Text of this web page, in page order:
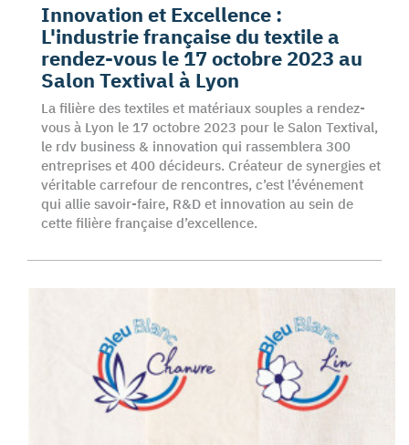
Innovation et Excellence :
L'industrie française du textile a
rendez-vous le 17 octobre 2023 au
Salon Textival à Lyon
La filière des textiles et matériaux souples a rendez-
vous à Lyon le 17 octobre 2023 pour le Salon Textival,
le rdv business & innovation qui rassemblera 300
entreprises et 400 décideurs. Créateur de synergies et
véritable carrefour de rencontres, c’est l’événement
qui allie savoir-faire, R&D et innovation au sein de
cette filière française d’excellence.